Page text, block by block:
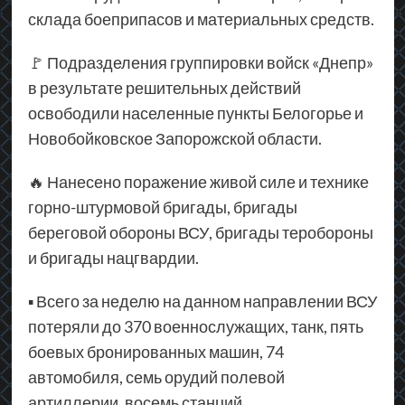
склада боеприпасов и материальных средств.
🚩 Подразделения группировки войск «Днепр»
в результате решительных действий
освободили населенные пункты Белогорье и
Новобойковское Запорожской области.
🔥 Нанесено поражение живой силе и технике
горно-штурмовой бригады, бригады
береговой обороны ВСУ, бригады теробороны
и бригады нацгвардии.
▪ Всего за неделю на данном направлении ВСУ
потеряли до 370 военнослужащих, танк, пять
боевых бронированных машин, 74
автомобиля, семь орудий полевой